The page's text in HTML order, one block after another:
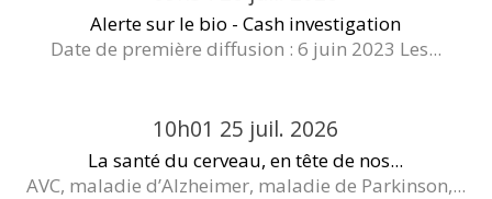
Alerte sur le bio - Cash investigation
Date de première diffusion : 6 juin 2023 Les...
10h01 25 juil. 2026
La santé du cerveau, en tête de nos...
AVC, maladie d’Alzheimer, maladie de Parkinson,...